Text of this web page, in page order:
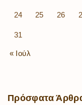
24 25 26
31
« Ιούλ
Πρόσφατα